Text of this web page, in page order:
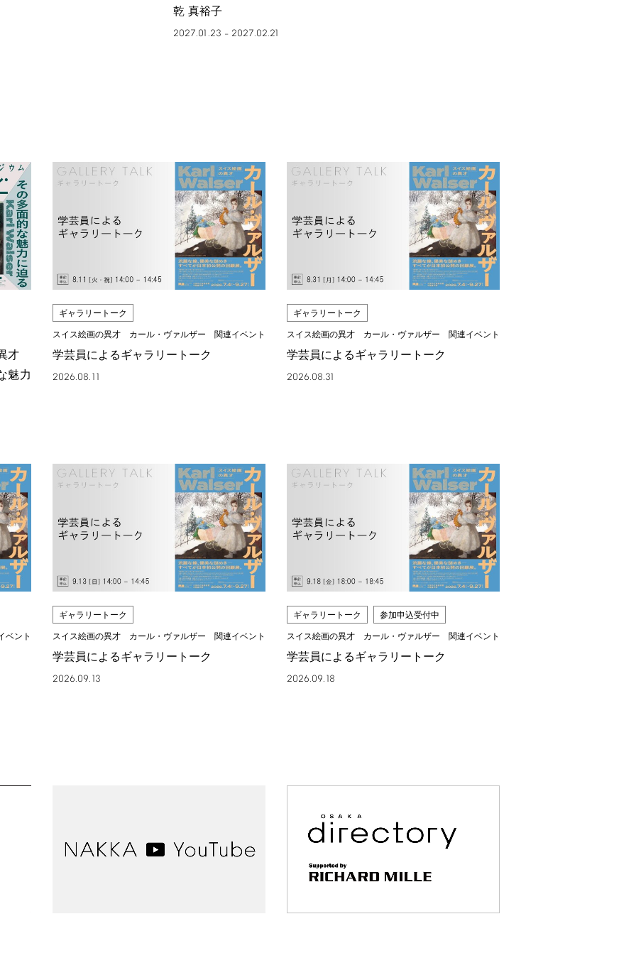
乾 真裕子
2027.01.23 – 2027.02.21
才
魅力
ギャラリートーク
スイス絵画の異才 カール・ヴァルザー 関連イベント
学芸員によるギャラリートーク
2026.08.11
ギャラリートーク
スイス絵画の異才 カール・ヴァルザー 関連イベント
学芸員によるギャラリートーク
2026.08.31
ベント
ギャラリートーク
スイス絵画の異才 カール・ヴァルザー 関連イベント
学芸員によるギャラリートーク
2026.09.13
ギャラリートーク 参加申込受付中
スイス絵画の異才 カール・ヴァルザー 関連イベント
学芸員によるギャラリートーク
2026.09.18